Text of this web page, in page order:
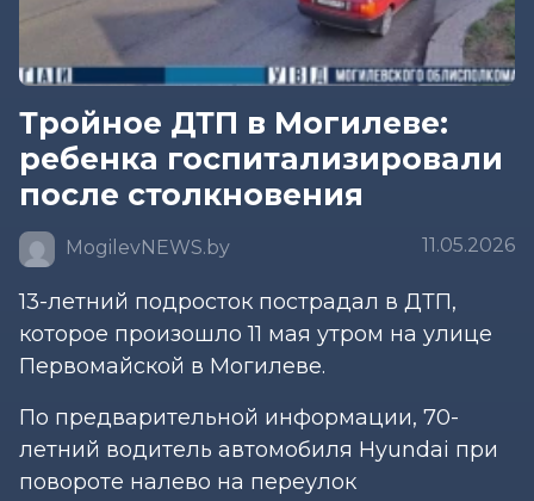
Тройное ДТП в Могилеве:
ребенка госпитализировали
после столкновения
MogilevNEWS.by 11.05.2026
13-летний подросток пострадал в ДТП,
которое произошло 11 мая утром на улице
Первомайской в Могилеве.
По предварительной информации, 70-
летний водитель автомобиля Hyundai при
повороте налево на переулок